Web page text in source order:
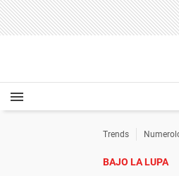
Trends
BAJO LA LUPA